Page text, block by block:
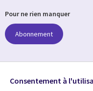
Pour ne rien manquer
Abonnement
Suivez-nous
Consentement à